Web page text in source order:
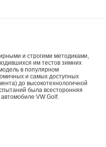
и строгими методиками,
им тестов зимних
в популярном
и самых доступных
до высокотехнологичной
была всесторонняя
VW Golf.